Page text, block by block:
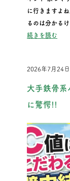
に行きますよ
るのは分かる
続きを読む“モ
2026年7月24日
大手鉄骨系
に驚愕!!